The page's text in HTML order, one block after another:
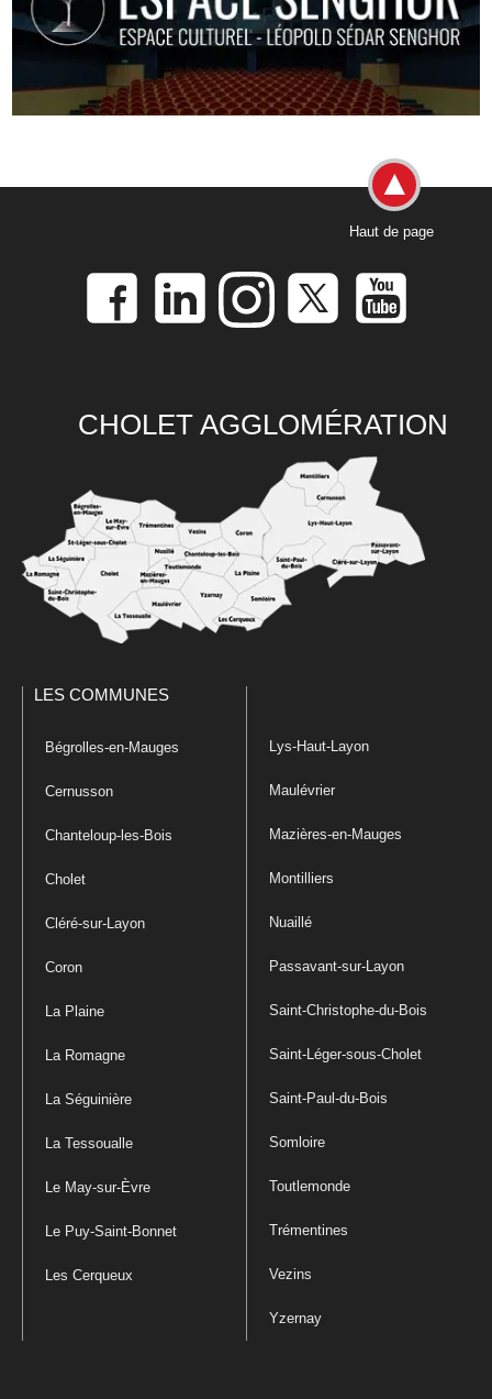
Haut de page
CHOLET AGGLOMÉRATION
LES COMMUNES
Bégrolles-en-Mauges
Cernusson
Chanteloup-les-Bois
Cholet
Cléré-sur-Layon
Coron
La Plaine
La Romagne
La Séguinière
La Tessoualle
Le May-sur-Èvre
Le Puy-Saint-Bonnet
Les Cerqueux
Lys-Haut-Layon
Maulévrier
Mazières-en-Mauges
Montilliers
Nuaillé
Passavant-sur-Layon
Saint-Christophe-du-Bois
Saint-Léger-sous-Cholet
Saint-Paul-du-Bois
Somloire
Toutlemonde
Trémentines
Vezins
Yzernay